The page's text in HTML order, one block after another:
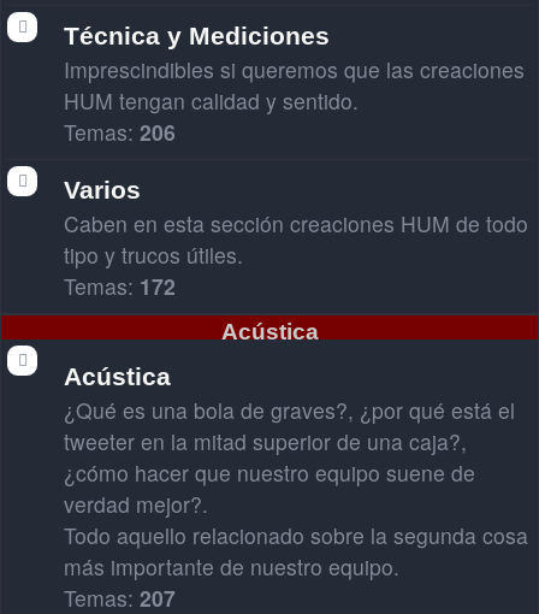
Técnica y Mediciones
Imprescindibles si queremos que las creaciones
HUM tengan calidad y sentido.
Temas: 206
Varios
Caben en esta sección creaciones HUM de todo
tipo y trucos útiles.
Temas: 172
Acústica
Acústica
¿Qué es una bola de graves?, ¿por qué está el
tweeter en la mitad superior de una caja?,
¿cómo hacer que nuestro equipo suene de
verdad mejor?.
Todo aquello relacionado sobre la segunda cosa
más importante de nuestro equipo.
Temas: 207